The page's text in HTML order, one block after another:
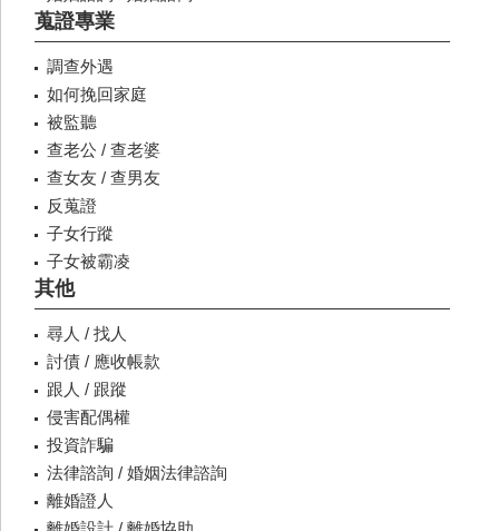
蒐證專業
調查外遇
如何挽回家庭
被監聽
查老公 / 查老婆
查女友 / 查男友
反蒐證
子女行蹤
子女被霸凌
其他
尋人 / 找人
討債 / 應收帳款
跟人 / 跟蹤
侵害配偶權
投資詐騙
法律諮詢 / 婚姻法律諮詢
離婚證人